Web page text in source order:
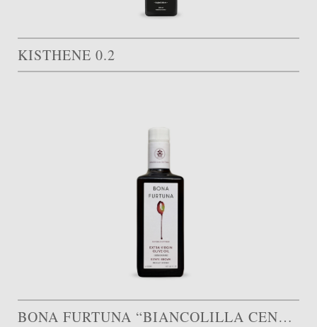
KISTHENE 0.2
BONA FURTUNA “BIANCOLILLA CENTINARA”